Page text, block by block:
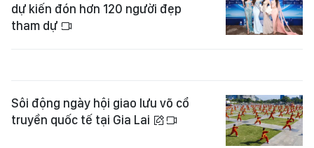
dự kiến đón hơn 120 người đẹp
tham dự
Sôi động ngày hội giao lưu võ cổ
truyền quốc tế tại Gia Lai